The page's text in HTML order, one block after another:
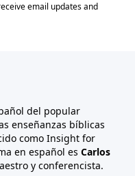
del popular
enseñanzas bíblicas
como Insight for
en español es Carlos
y conferencista.